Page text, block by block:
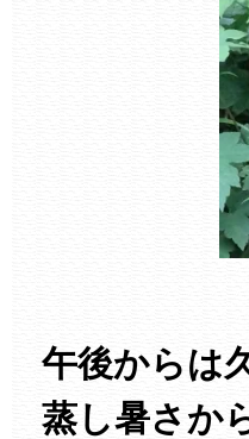
午後からは
蒸し暑さか